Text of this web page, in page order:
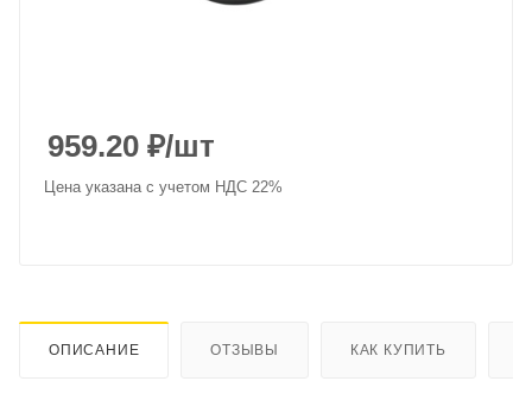
959.20 ₽/шт
Цена указана с учетом НДС 22%
ОПИСАНИЕ ОТЗЫВЫ КАК КУПИТЬ